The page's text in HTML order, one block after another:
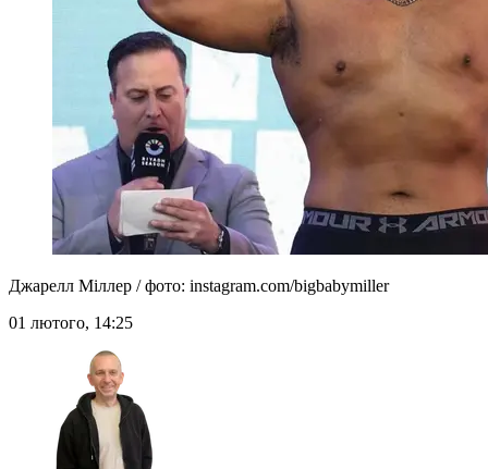
Джарелл Міллер / фото: instagram.com/bigbabymiller
01 лютого, 14:25